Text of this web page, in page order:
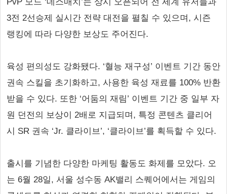
3전 2선승제 실시간 전략 대전을 펼칠 수 있으며, 시즌
랭킹에 따라 다양한 보상도 주어진다.
육성 편의성도 강화됐다. ‘혈능 재구성’ 이벤트 기간 동안
권속 스킬을 초기화하고, 사용한 육성 재료를 100% 반환
받을 수 있다. 또한 ‘어둠의 재림’ 이벤트 기간 중 일부 자
원 던전의 보상이 2배로 지급되며, 특정 콘텐츠 클리어
시 SR 권속 ‘Jr. 클라이브’, ‘클라이브’를 획득할 수 있다.
출시를 기념한 다양한 마케팅 활동도 화제를 모았다. 오
는 6월 28일, 서울 성수동 AK밸리 스퀘어에서는 게임의